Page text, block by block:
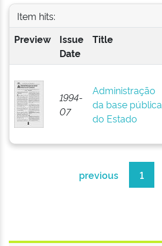
Item hits:
Preview
Issue
Date
Title
1994-
07
Administração
da base pública
do Estado
previous 1